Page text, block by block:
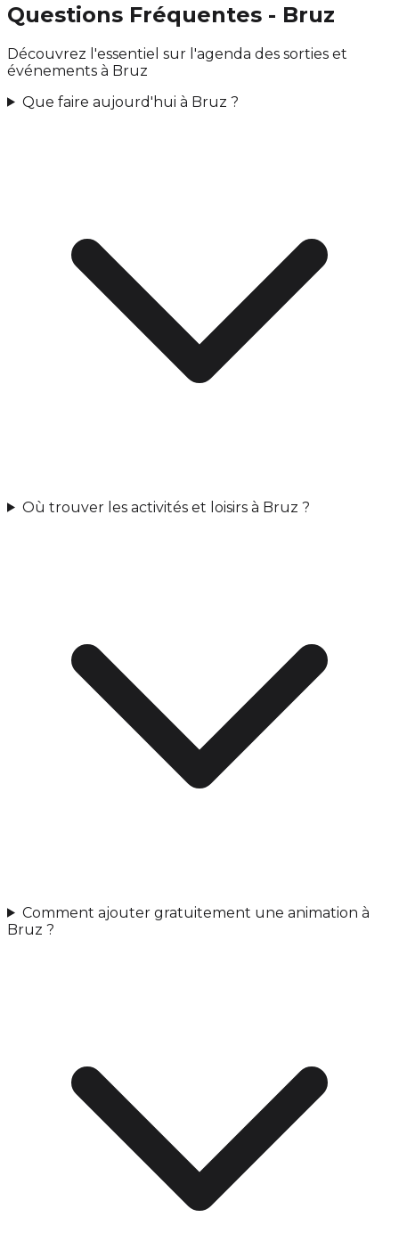
Questions Fréquentes - Bruz
Découvrez l'essentiel sur l'agenda des sorties et
événements à Bruz
Que faire aujourd'hui à Bruz ?
Où trouver les activités et loisirs à Bruz ?
Comment ajouter gratuitement une animation à
Bruz ?